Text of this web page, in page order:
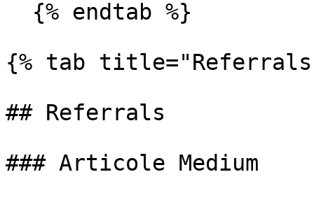
{% tab
## Referrals
### Articole Medium